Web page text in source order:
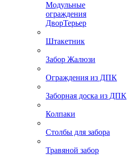
Модульные
ограждения
ДворТерьер
Штакетник
Забор Жалюзи
Ограждения из ДПК
Заборная доска из ДПК
Колпаки
Столбы для забора
Травяной забор